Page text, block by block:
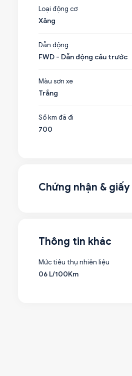
Loại động cơ
Xăng
Dẫn động
FWD - Dẫn động cầu trước
Màu sơn xe
Trắng
Số km đã đi
700
Chứng nhận &
Thông tin khác
Mức tiêu thụ nhiên liệu
06 L/100Km